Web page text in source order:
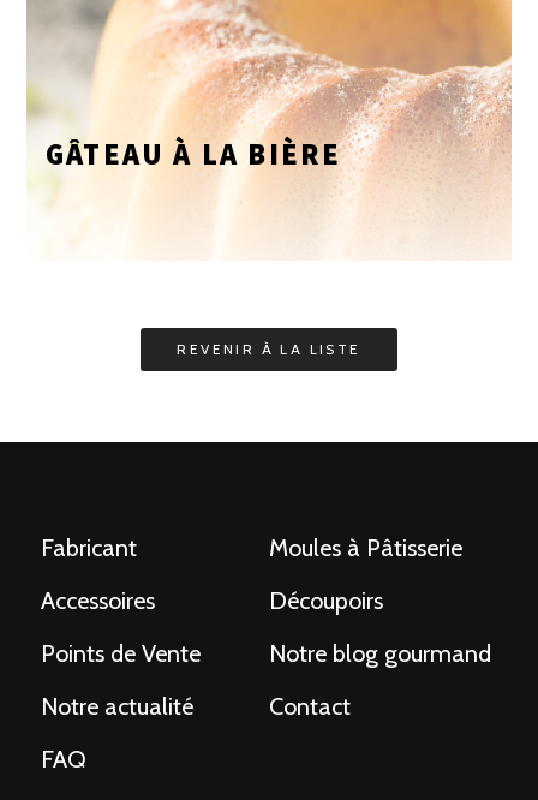
GÂTEAU À LA BIÈRE
Fabricant
Moules à Pâtisserie
Accessoires
Découpoirs
Points de Vente
Notre blog gourmand
Notre actualité
Contact
FAQ